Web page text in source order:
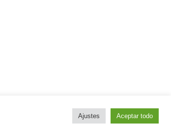
Ajustes Aceptar todo